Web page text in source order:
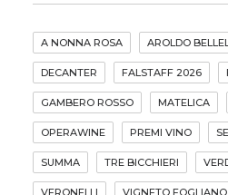
A NONNA ROSA AROLDO
DECANTER FALSTAFF 2026
GAMBERO ROSSO MATELICA
OPERAWINE PREMI VINO
SUMMA TRE BICCHIERI
VERONELLI VIGNETO FOGLIANO